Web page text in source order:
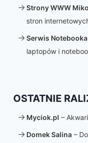
Strony WWW
stron
Serwis
laptopów i
OSTATNIE
Myciok.pl –
Domek Salina–